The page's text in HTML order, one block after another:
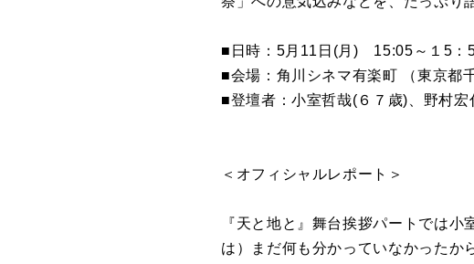
■日時：5月11日(月) 15:05～１5
■会場：角川シネマ有楽町 （東京
■登壇者：小室哲哉(６７歳)、野村
＜オフィシャルレポート＞
『天と地と』舞台挨拶パートでは
は）まだ何も分かっていなかったか